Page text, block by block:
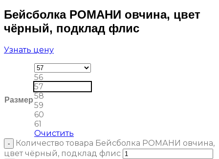
Бейсболка РОМАНИ овчина, цвет
чёрный, подклад флис
Узнать цену
Размер
56
57
58
59
60
61
Очистить
Количество товара Бейсболка РОМАНИ овчина,
цвет чёрный, подклад флис